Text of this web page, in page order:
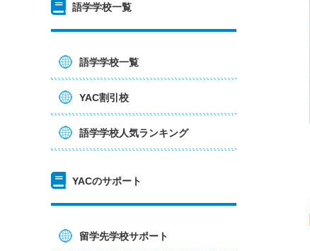
語学学校一覧
語学学校一覧
YAC割引校
語学学校人気ランキング
YACのサポート
留学先学校サポート